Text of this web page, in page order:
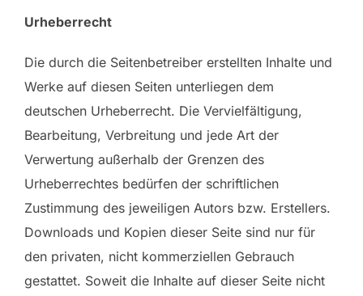
Urheberrecht
Die durch die Seitenbetreiber erstellten Inhalte und
Werke auf diesen Seiten unterliegen dem
deutschen Urheberrecht. Die Vervielfältigung,
Bearbeitung, Verbreitung und jede Art der
Verwertung außerhalb der Grenzen des
Urheberrechtes bedürfen der schriftlichen
Zustimmung des jeweiligen Autors bzw. Erstellers.
Downloads und Kopien dieser Seite sind nur für
den privaten, nicht kommerziellen Gebrauch
gestattet. Soweit die Inhalte auf dieser Seite nicht